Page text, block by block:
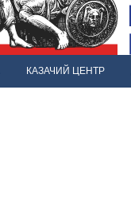
КАЗАЧИЙ ЦЕНТР